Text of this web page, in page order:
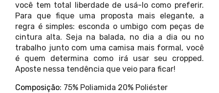
você tem total liberdade de usá-lo como preferir.
Para que fique uma proposta mais elegante, a
regra é simples: esconda o umbigo com peças de
cintura alta. Seja na balada, no dia a dia ou no
trabalho junto com uma camisa mais formal, você
é quem determina como irá usar seu cropped.
Aposte nessa tendência que veio para ficar!
Composição: 75% Poliamida 20% Poliéster